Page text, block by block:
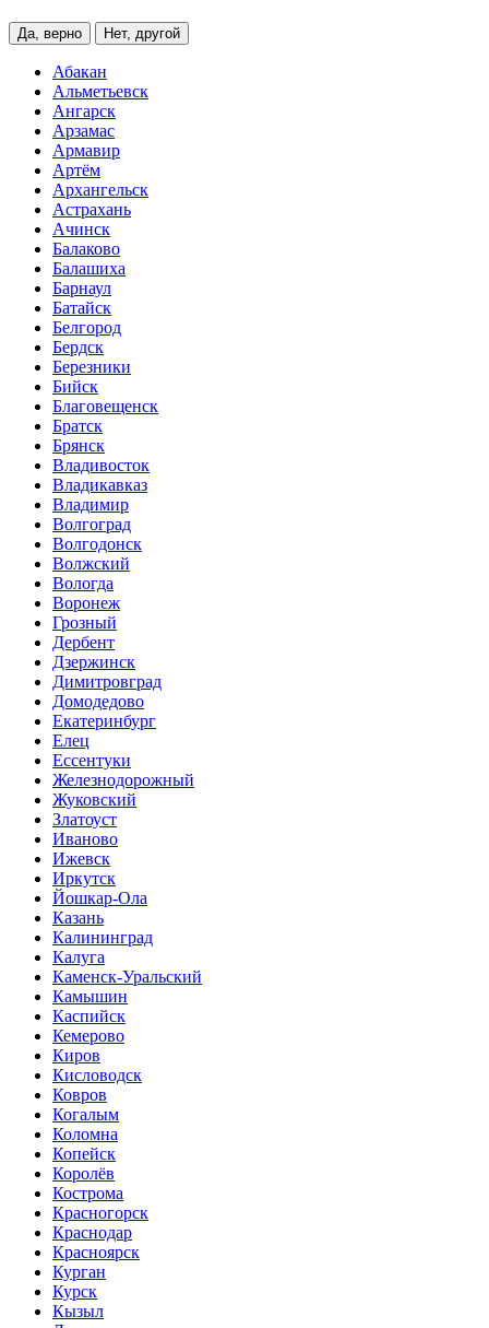
Да, верно Нет, другой
Абакан
Альметьевск
Ангарск
Арзамас
Армавир
Артём
Архангельск
Астрахань
Ачинск
Балаково
Балашиха
Барнаул
Батайск
Белгород
Бердск
Березники
Бийск
Благовещенск
Братск
Брянск
Владивосток
Владикавказ
Владимир
Волгоград
Волгодонск
Волжский
Вологда
Воронеж
Грозный
Дербент
Дзержинск
Димитровград
Домодедово
Екатеринбург
Елец
Ессентуки
Железнодорожный
Жуковский
Златоуст
Иваново
Ижевск
Иркутск
Йошкар-Ола
Казань
Калининград
Калуга
Каменск-Уральский
Камышин
Каспийск
Кемерово
Киров
Кисловодск
Ковров
Когалым
Коломна
Копейск
Королёв
Кострома
Красногорск
Краснодар
Красноярск
Курган
Курск
Кызыл